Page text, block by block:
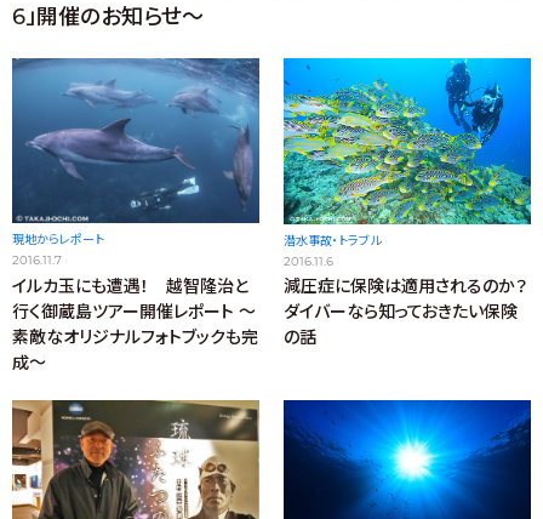
6」開催のお知らせ～
現地からレポート
2016.11.7
イルカ玉にも遭遇！ 越智隆治と
行く御蔵島ツアー開催レポート ～
素敵なオリジナルフォトブックも完
成～
潜水事故・トラブル
2016.11.6
減圧症に保険は適用されるのか？
ダイバーなら知っておきたい保険
の話